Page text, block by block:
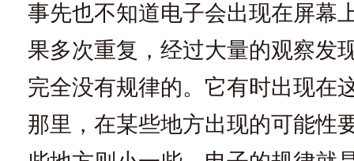
事先也不知道电子会出现在屏幕
果多次重复，经过大量的观察发
完全没有规律的。它有时出现在
那里，在某些地方出现的可能性